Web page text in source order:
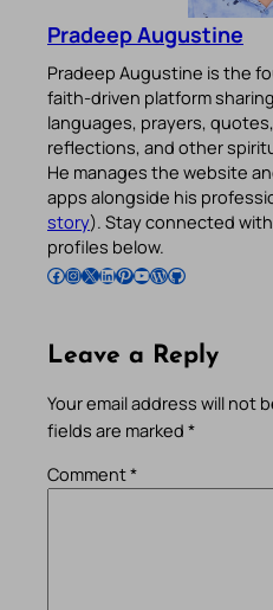
Pradeep Augustine
Pradeep Augustine is the
faith-driven platform
languages, prayers,
reflections, and other
He manages the website
apps alongside his
story). Stay connected
profiles below.
Follow Pradeep on Facebook Follow Pradeep on InstagramFollow Pradeep on X Follow Pradeep on LinkedIn Follow Pradeep on Pinterest Subscribe to Pradeep’s Youtube Channel Follow Pradeep on WordPress Follow Pradeep on GitHub
Leave a Reply
Your email address will not
fields are marked *
Comment*